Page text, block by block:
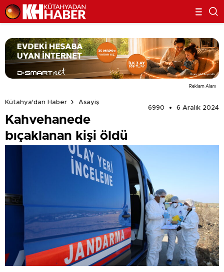
Reklam Alanı
Kütahya'dan Haber
Asayiş
6990
6 Aralık 2024
Kahvehanede
bıçaklanan kişi öldü